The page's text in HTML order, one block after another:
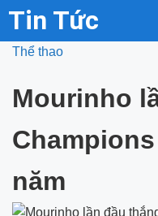
Tin Tức
Thể thao
Mourinho
năm